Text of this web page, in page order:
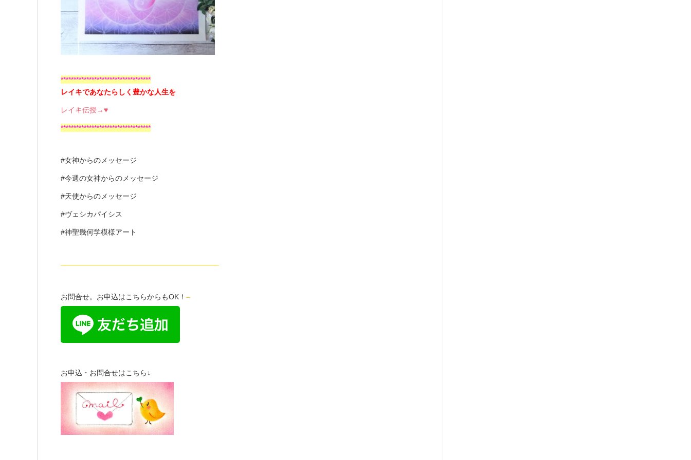
***********************************
レイキであなたらしく豊かな人生を
レイキ伝授→♥
***********************************
#女神からのメッセージ
#今週の女神からのメッセージ
#天使からのメッセージ
#ヴェシカパイシス
#神聖幾何学模様アート
——————————————————————
お問合せ。お申込はこちらからもOK！ –
お申込・お問合せはこちら↓